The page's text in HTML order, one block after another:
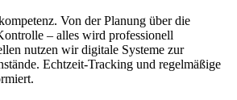
Von der Planung über die
– alles wird professionell
nutzen wir digitale Systeme zur
Echtzeit-Tracking und regelmäßige